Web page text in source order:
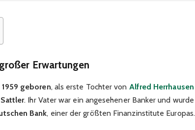
Erwartungen
1959 geboren, als erste Tochter von Alfred Herrhausen
. Ihr Vater war ein angesehener Banker und wurde
Bank, einer der größten Finanzinstitute Europas.